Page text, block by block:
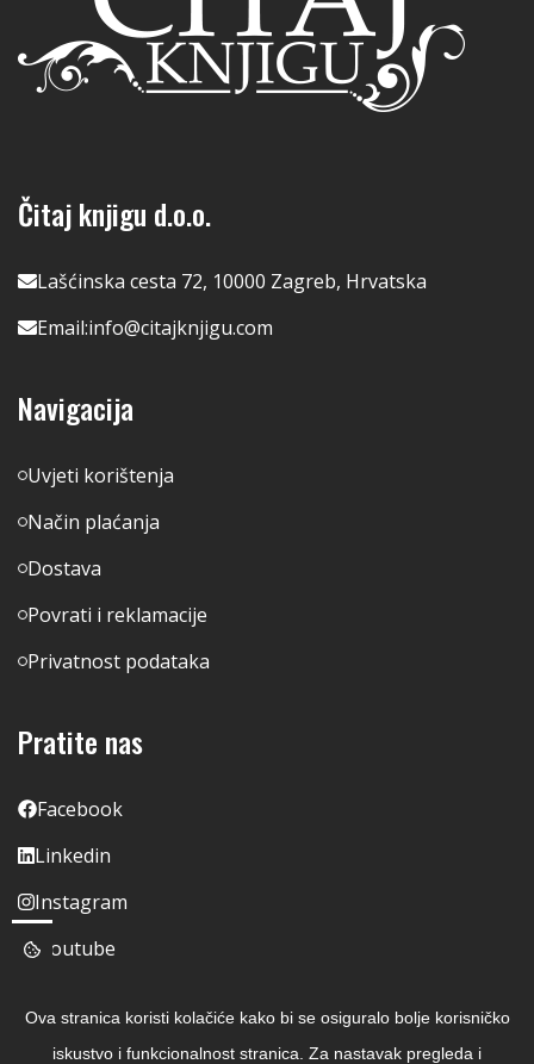
Čitaj knjigu d.o.o.
Lašćinska cesta 72, 10000 Zagreb, Hrvatska
Email:info@citajknjigu.com
Navigacija
Uvjeti korištenja
Način plaćanja
Dostava
Povrati i reklamacije
Privatnost podataka
Pratite nas
Facebook
Linkedin
Instagram
Youtube
Ova stranica koristi kolačiće kako bi se osiguralo bolje korisničko
iskustvo i funkcionalnost stranica. Za nastavak pregleda i